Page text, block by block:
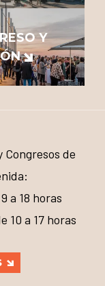
Y
Congresos de
a 18 horas
10 a 17 horas